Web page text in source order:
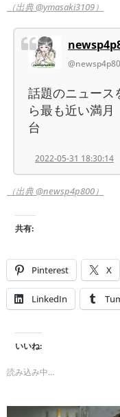
（出典 @ymasaki3109）
話題のニュー
ら最も近い満
台
2022-05-31 18:30:14
（出典 @newsp4p800）
共有:
Pinterest X
LinkedIn
いいね:
読み込み中…